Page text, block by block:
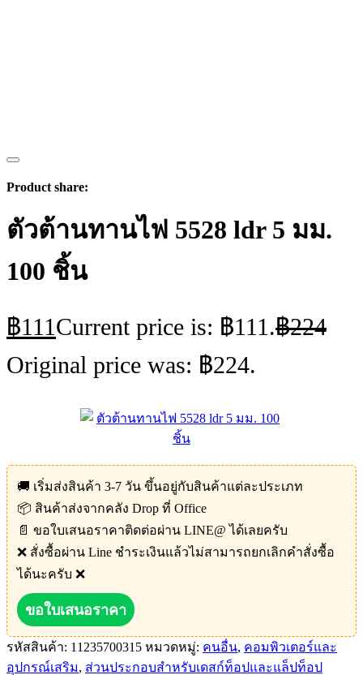
Product share:
ตัวต้านทานไฟ 5528 ldr 5 มม.
100 ชิ้น
฿111Current price is: ฿111.฿224
Original price was: ฿224.
🚚 เริ่มส่งสินค้า 3-7 วัน ขึ้นอยู่กับสินค้าแต่ละประเภท
📦 สินค้าส่งจากคลัง Drop ที่ Office
📄 ขอใบเสนอราคาติดต่อผ่าน LINE@ ได้เลยครับ
❌ สั่งซื้อผ่าน Line ชำระเงินแล้วไม่สามารถยกเลิกคำสั่งซื้อ
ได้นะครับ ❌
ขอใบเสนอราคา
รหัสสินค้า: 11235700315 หมวดหมู่: คนอื่น, คอมพิวเตอร์และ
อุปกรณ์เสริม, ส่วนประกอบสำหรับเดสก์ท็อปและแล็ปท็อป